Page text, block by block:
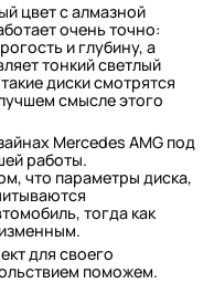
цвет с алмазной
очень точно:
и глубину, а
тонкий светлый
диски смотрятся
смысле этого
Mercedes AMG под
работы.
что параметры диска,
тогда как
для своего
поможем.